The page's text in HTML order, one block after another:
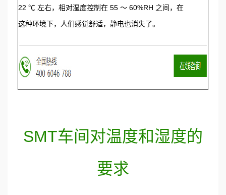
22 ℃ 左右，相对湿度控制在 55 ～ 60%RH 之间，在
这种环境下，人们感觉舒适，静电也消失了。
SMT车间对温度和湿度的
要求